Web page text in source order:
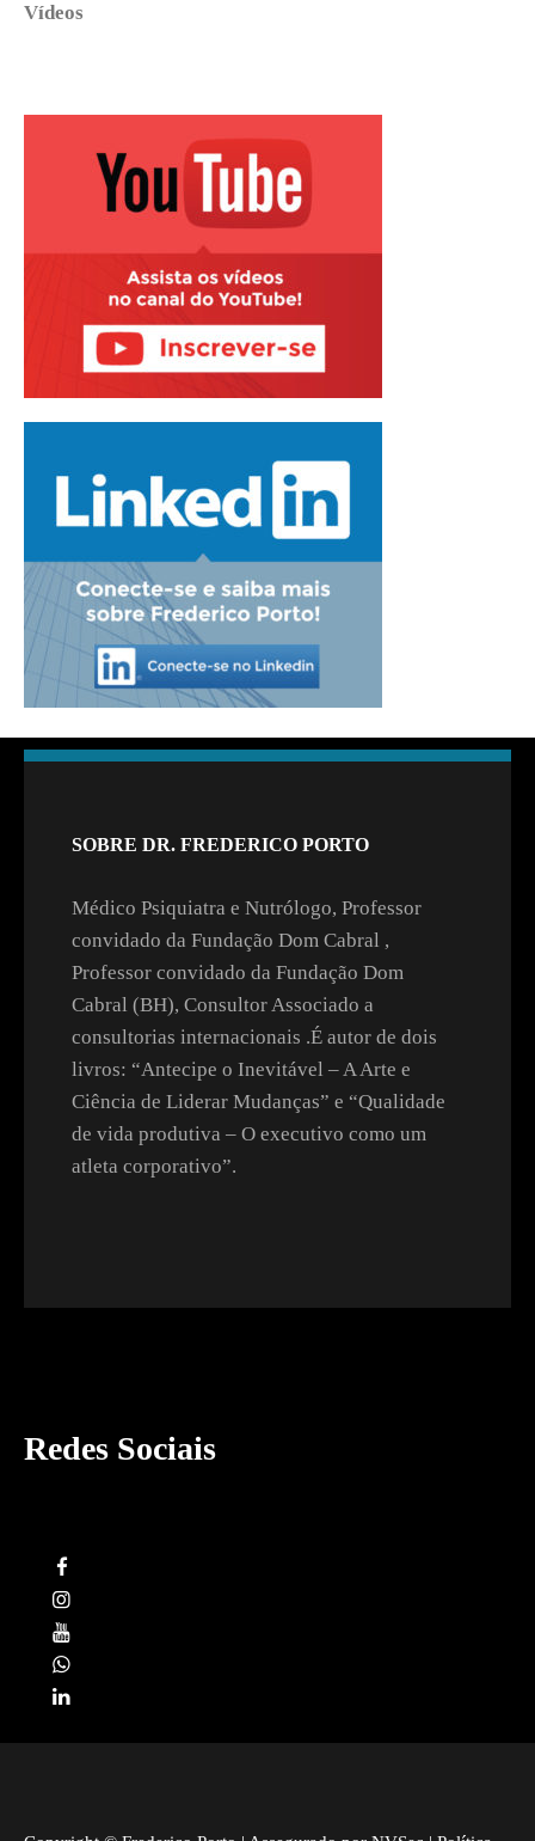
Vídeos
SOBRE DR. FREDERICO PORTO
Médico Psiquiatra e Nutrólogo, Professor
convidado da Fundação Dom Cabral ,
Professor convidado da Fundação Dom
Cabral (BH), Consultor Associado a
consultorias internacionais .É autor de dois
livros: “Antecipe o Inevitável – A Arte e
Ciência de Liderar Mudanças” e “Qualidade
de vida produtiva – O executivo como um
atleta corporativo”.
Redes Sociais